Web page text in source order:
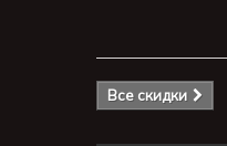
Все скидки